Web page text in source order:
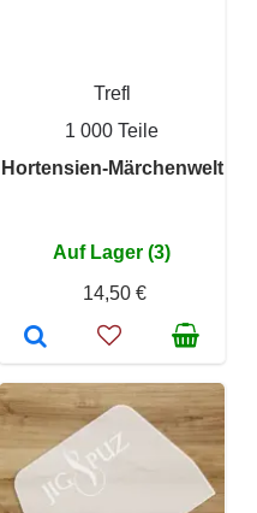
Trefl
1 000 Teile
Hortensien-Märchenwelt
Auf Lager (3)
14,50 €